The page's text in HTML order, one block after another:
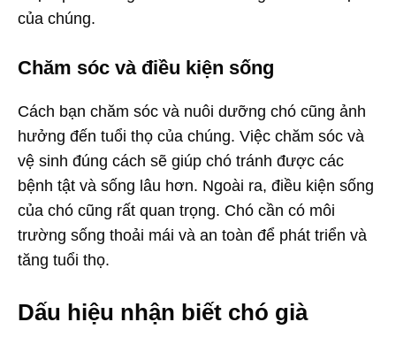
của chúng.
Chăm sóc và điều kiện sống
Cách bạn chăm sóc và nuôi dưỡng chó cũng ảnh
hưởng đến tuổi thọ của chúng. Việc chăm sóc và
vệ sinh đúng cách sẽ giúp chó tránh được các
bệnh tật và sống lâu hơn. Ngoài ra, điều kiện sống
của chó cũng rất quan trọng. Chó cần có môi
trường sống thoải mái và an toàn để phát triển và
tăng tuổi thọ.
Dấu hiệu nhận biết chó già